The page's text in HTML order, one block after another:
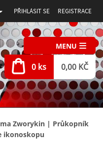
PŘIHLÁSIT SE REGISTRACE
MENU
0 ks 0,00 KČ
Zworykin | Průkopník
ikonoskopu